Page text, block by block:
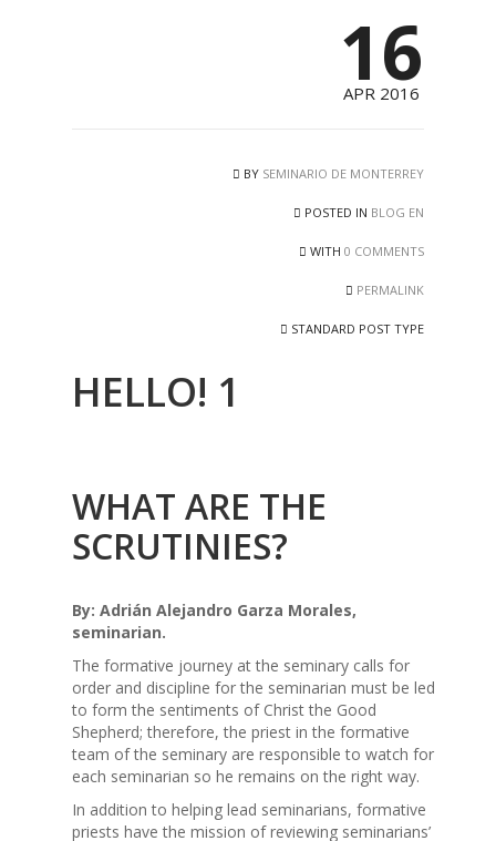
16
APR 2016
BY SEMINARIO DE MONTERREY
POSTED IN BLOG EN
WITH 0 COMMENTS
PERMALINK
STANDARD POST TYPE
HELLO! 1
WHAT ARE THE
SCRUTINIES?
By: Adrián Alejandro Garza Morales,
seminarian.
The formative journey at the seminary calls for
order and discipline for the seminarian must be led
to form the sentiments of Christ the Good
Shepherd; therefore, the priest in the formative
team of the seminary are responsible to watch for
each seminarian so he remains on the right way.
In addition to helping lead seminarians, formative
priests have the mission of reviewing seminarians’